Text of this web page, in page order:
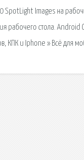
SpotLight Images на
стола. Android
КПК и Iphone » Всё для